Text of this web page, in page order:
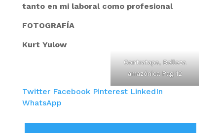
tanto en mi laboral como profesional
FOTOGRAFÍA
Kurt Yulow
Contratapa, Belleza
amazónica Pag 12
Twitter Facebook Pinterest LinkedIn
WhatsApp